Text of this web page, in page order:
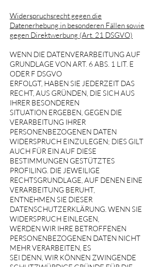
Widerspruchsrecht gegen die
Datenerhebung in besonderen Fällen sowie
gegen Direktwerbung (Art. 21 DSGVO)
WENN DIE DATENVERARBEITUNG AUF
GRUNDLAGE VON ART. 6 ABS. 1 LIT. E
ODER F DSGVO
ERFOLGT, HABEN SIE JEDERZEIT DAS
RECHT, AUS GRÜNDEN, DIE SICH AUS
IHRER BESONDEREN
SITUATION ERGEBEN, GEGEN DIE
VERARBEITUNG IHRER
PERSONENBEZOGENEN DATEN
WIDERSPRUCH EINZULEGEN; DIES GILT
AUCH FÜR EIN AUF DIESE
BESTIMMUNGEN GESTÜTZTES
PROFILING. DIE JEWEILIGE
RECHTSGRUNDLAGE, AUF DENEN EINE
VERARBEITUNG BERUHT,
ENTNEHMEN SIE DIESER
DATENSCHUTZERKLÄRUNG. WENN SIE
WIDERSPRUCH EINLEGEN,
WERDEN WIR IHRE BETROFFENEN
PERSONENBEZOGENEN DATEN NICHT
MEHR VERARBEITEN, ES
SEI DENN, WIR KÖNNEN ZWINGENDE